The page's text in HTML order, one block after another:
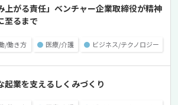
上がる責任」ベンチャー企業取締役が精神
至るまで
/働き方 ● 医療/介護 ● ビジネス/テクノロジー
起業を支えるしくみづくり